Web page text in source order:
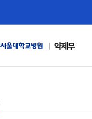
약제부